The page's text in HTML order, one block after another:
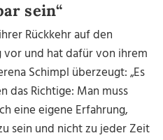
sein“
Rückkehr auf den
und hat dafür von ihrem
Schimpl überzeugt: „Es
das Richtige: Man muss
eine eigene Erfahrung,
sein und nicht zu jeder Zeit